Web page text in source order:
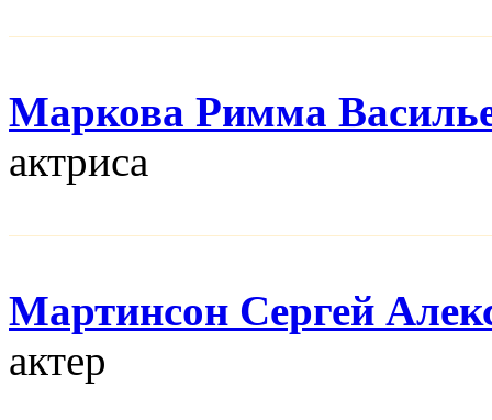
Маркова Римма
актриса
Мартинсон Сергей
актер